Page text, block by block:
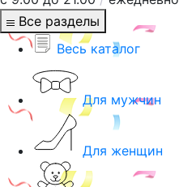
Все разделы
Весь каталог
Для мужчин
Для женщин